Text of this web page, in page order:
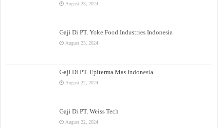
August 23, 2024
Gaji Di PT. Yoke Food Industries Indonesia
August 23, 2024
Gaji Di PT. Epiterma Mas Indonesia
August 22, 2024
Gaji Di PT. Weiss Tech
August 22, 2024